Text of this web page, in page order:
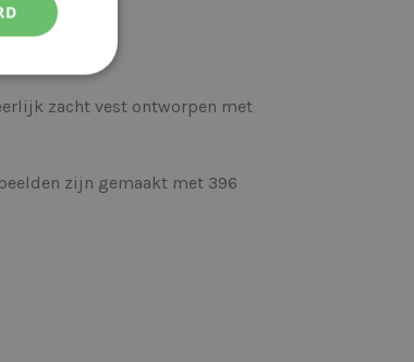
zacht vest ontworpen met
zijn gemaakt met 396